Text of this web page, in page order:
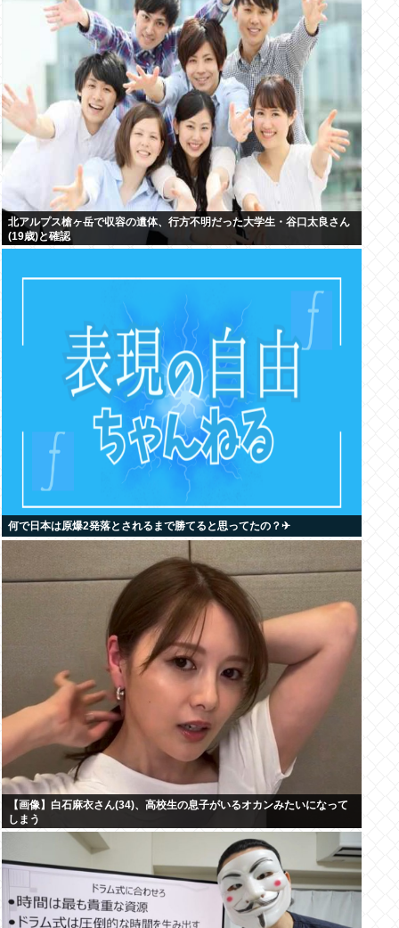
北アルプス槍ヶ岳で収容の遺体、行方不明だった大学生・谷口太良さん
(19歳)と確認
何で日本は原爆2発落とされるまで勝てると思ってたの？‎✈
【画像】白石麻衣さん(34)、高校生の息子がいるオカンみたいになって
しまう